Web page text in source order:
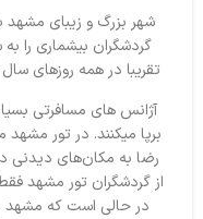
شهر بزرگ و زیبای مشهد
گردشگران بیشماری را
تقریبا در همه روزهای
آژانس های مسافرتی
برپا میکنند. در تور مشهد
رضا به مکان‌های دیدنی
از گردشگران تور مشهد
در حالی است که مشهد